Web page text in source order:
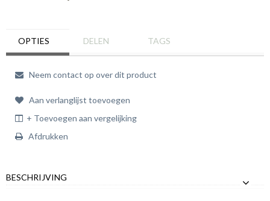
OPTIES DELEN TAGS
Neem contact op over dit product
Aan verlanglijst toevoegen
+ Toevoegen aan vergelijking
Afdrukken
BESCHRIJVING